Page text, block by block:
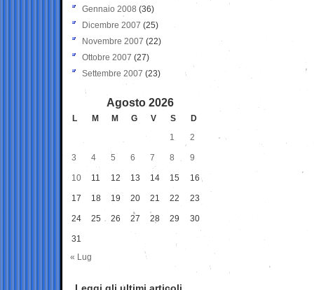
Gennaio 2008 (36)
Dicembre 2007 (25)
Novembre 2007 (22)
Ottobre 2007 (27)
Settembre 2007 (23)
Agosto 2026
L M M G V S
D
1
2
3 4 5 6 7 8 9
10 11 12 13 14 15 16
17 18 19 20 21 22 23
24 25 26 27 28 29 30
31
« Lug